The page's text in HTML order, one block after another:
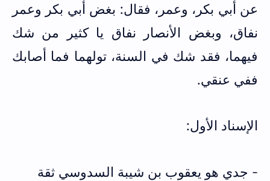
عن أبي بكر، وعمر، فقال: بغض أبي بكر وعمر
نفاق، وبغض الأنصار نفاق يا كثير من شك
فيهما، فقد شك في السنة، تولهما فما أصابك
ففي عنقي.
الإسناد الأول:
- جدي هو يعقوب بن شيبة السدوسي ثقة